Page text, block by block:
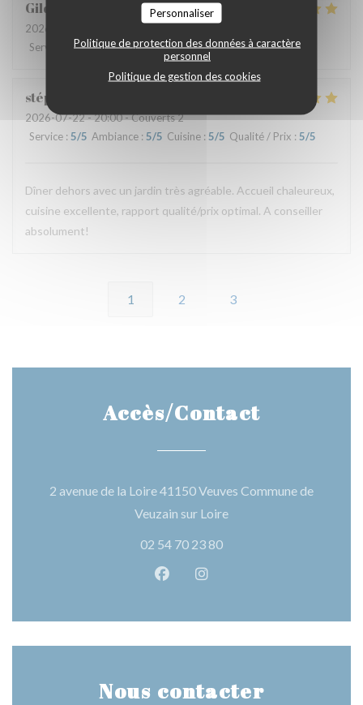
Personnaliser
Politique de protection des données à caractère
personnel
Politique de gestion des cookies
Gildas
2026-07-22
Service
5/5 Ambiance:5/5 Cuisine:5/5 Qualité / Prix:5
stéphane
2026-07-22- 20:00 - Couverts 2
Service : 5/5 Ambiance : 5/5 Cuisine : 5/5 Qualité / Prix : 5/5
Dîner dehors avec un jardin très agréable. Accueil chaleureux,
cuisine excellente, rapport qualité/prix optimal. A conseiller
absolument!
1 2 3
Accès/Contact
2 avenue de la Loire 41150 Veuves Commune de
Veuzain sur Loire((ouvre une nouvelle
02 54 70 23 80
Facebook ((ouvre une
Instagram ((ouvre une
Nous contacter